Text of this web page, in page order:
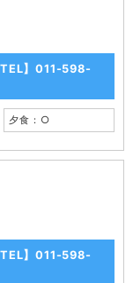
TEL】011-598-
夕食：○
TEL】011-598-